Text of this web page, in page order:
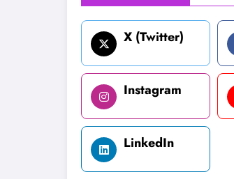
X (Twitter)
Instagram
LinkedIn